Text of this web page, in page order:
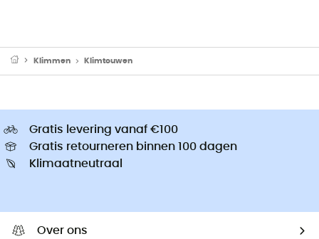
Klimmen Klimtouwen
Gratis levering vanaf €100
Gratis retourneren binnen 100 dagen
Klimaatneutraal
Over ons